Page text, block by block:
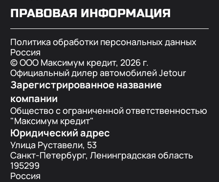
ПРАВОВАЯ ИНФОРМАЦИЯ
Политика обработки персональных данных
Россия
© ООО Максимум кредит, 2026 г.
Официальный дилер автомобилей Jetour
Зарегистрированное название
компании
Общество с ограниченной ответственностью
"Максимум кредит"
Юридический адрес
Улица Руставели, 53
Санкт-Петербург, Ленинградская область
195299
Россия